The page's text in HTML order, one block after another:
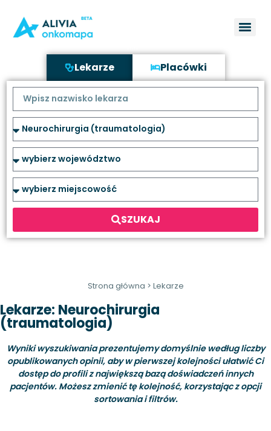
Lekarze Placówki
SZUKAJ
Strona główna > Lekarze
Lekarze: Neurochirurgia
(traumatologia)
Wyniki wyszukiwania prezentujemy domyślnie według liczby
opublikowanych opinii, aby w pierwszej kolejności ułatwić Ci
dostęp do profili z największą bazą doświadczeń innych
pacjentów. Możesz zmienić tę kolejność, korzystając z opcji
sortowania i filtrów.